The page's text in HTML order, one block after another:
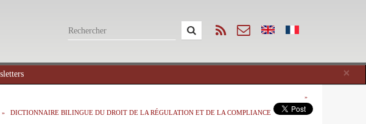
×
DICTIONNAIRE BILINGUE DU DROIT DE LA RÉGULATION ET DE LA COMPLIANCE